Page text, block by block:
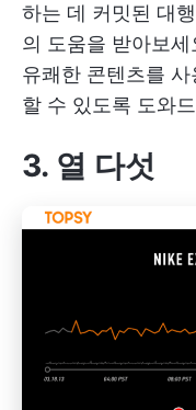
하는 데 커밋된 대
의 도움을 받아보
유쾌한 콘텐츠를
할 수 있도록 도와
3. 열 다섯